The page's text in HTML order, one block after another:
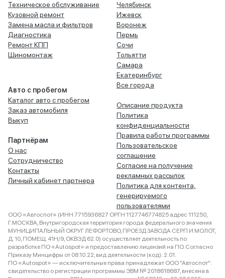
Техническое обслуживание
Кузовной ремонт
Замена масла и фильтров
Диагностика
Ремонт КПП
Шиномонтаж
Авто с пробегом
Каталог авто с пробегом
Заказ автомобиля
Выкуп
Партнёрам
О нас
Сотрудничество
Контакты
Личный кабинет партнера
Челябинск
Ижевск
Воронеж
Пермь
Сочи
Тольятти
Самара
Екатеринбург
Все города
Описание продукта
Политика
конфиденциальности
Правила работы программы
Пользовательское
соглашение
Согласие на получение
рекламных рассылок
Политика для контента,
генерируемого
пользователями
ООО «Автоспот» (ИНН 7715936827 ОРГН 1127746774825 адрес 111250,
Г.МОСКВА, Внутригородская территория города федерального значения
МУНИЦИПАЛЬНЫЙ ОКРУГ ЛЕФОРТОВО, ПРОЕЗД ЗАВОДА СЕРП И МОЛОТ,
Д. 10, ПОМЕЩ. 41Н/9, ОКВЭД 62.0) осуществляет деятельность по
разработке ПО «Autospot» и предоставлению лицензий на ПО. Согласно
Приказу Минцифры от 08.10.22, вид деятельности (код): 2.01.
ПО «Autospot» — исключительные права принадлежат ООО "Автоспот":
свидетельство о регистрации программы ЭВМ № 2018618687, внесена в